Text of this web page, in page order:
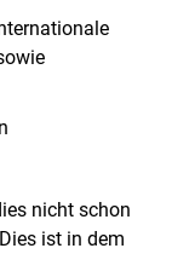
nicht schon
ist in dem